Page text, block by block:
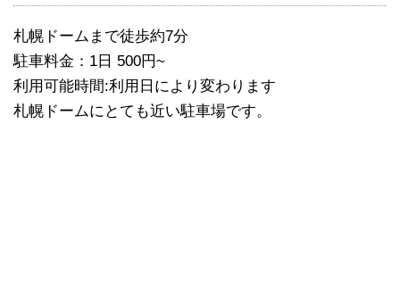
札幌ドームまで徒歩約7分
駐車料金：1日 500円~
利用可能時間:利用日により変わります
札幌ドームにとても近い駐車場です。